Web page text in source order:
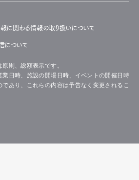
に関わる情報の取り扱いについて
について
則、総額表示です。
日時、施設の開場日時、イベントの開催日時
あり、これらの内容は予告なく変更されるこ